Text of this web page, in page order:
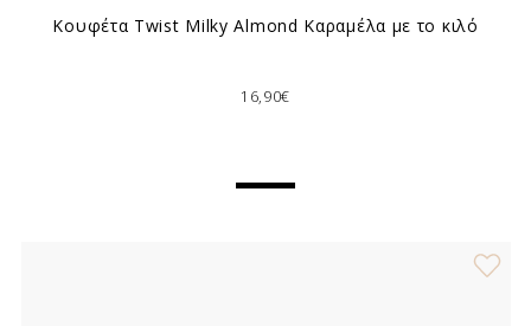
Κουφέτα Twist Milky Almond Καραμέλα με το κιλό
16,90€